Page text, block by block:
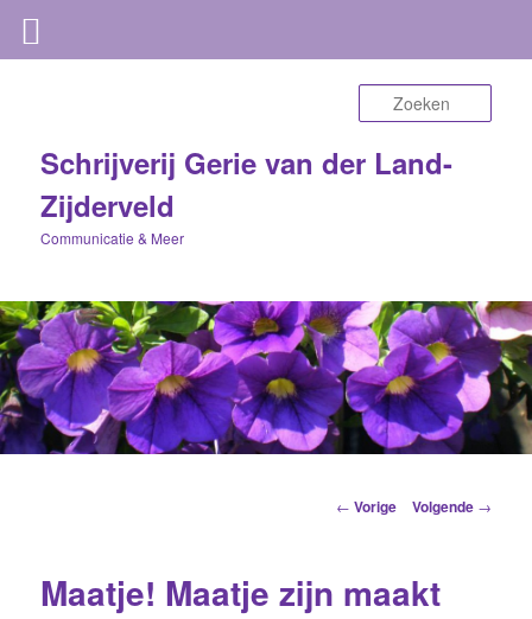
Schrijverij Gerie van der Land-
Zijderveld
Communicatie & Meer
Berichtnavigatie
← Vorige Volgende →
Maatje! Maatje zijn maakt